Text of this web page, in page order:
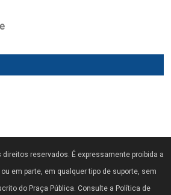
reservados. É expressamente proibida a
em parte, em qualquer tipo de suporte, sem
do Praça Pública. Consulte a Política de